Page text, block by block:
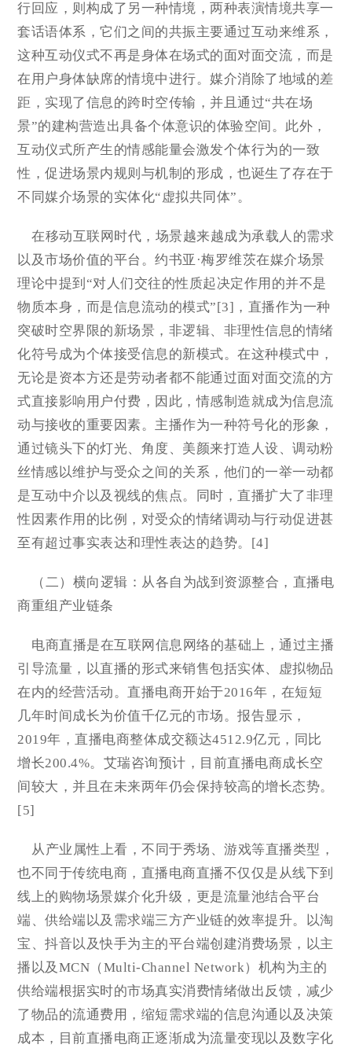
行回应，则构成了另一种情境，两种表演情境共享一
套话语体系，它们之间的共振主要通过互动来维系，
这种互动仪式不再是身体在场式的面对面交流，而是
在用户身体缺席的情境中进行。媒介消除了地域的差
距，实现了信息的跨时空传输，并且通过“共在场
景”的建构营造出具备个体意识的体验空间。此外，
互动仪式所产生的情感能量会激发个体行为的一致
性，促进场景内规则与机制的形成，也诞生了存在于
不同媒介场景的实体化“虚拟共同体”。
在移动互联网时代，场景越来越成为承载人的需求
以及市场价值的平台。约书亚·梅罗维茨在媒介场景
理论中提到“对人们交往的性质起决定作用的并不是
物质本身，而是信息流动的模式”[3]，直播作为一种
突破时空界限的新场景，非逻辑、非理性信息的情绪
化符号成为个体接受信息的新模式。在这种模式中，
无论是资本方还是劳动者都不能通过面对面交流的方
式直接影响用户付费，因此，情感制造就成为信息流
动与接收的重要因素。主播作为一种符号化的形象，
通过镜头下的灯光、角度、美颜来打造人设、调动粉
丝情感以维护与受众之间的关系，他们的一举一动都
是互动中介以及视线的焦点。同时，直播扩大了非理
性因素作用的比例，对受众的情绪调动与行动促进甚
至有超过事实表达和理性表达的趋势。[4]
（二）横向逻辑：从各自为战到资源整合，直播电
商重组产业链条
电商直播是在互联网信息网络的基础上，通过主播
引导流量，以直播的形式来销售包括实体、虚拟物品
在内的经营活动。直播电商开始于2016年，在短短
几年时间成长为价值千亿元的市场。报告显示，
2019年，直播电商整体成交额达4512.9亿元，同比
增长200.4%。艾瑞咨询预计，目前直播电商成长空
间较大，并且在未来两年仍会保持较高的增长态势。
[5]
从产业属性上看，不同于秀场、游戏等直播类型，
也不同于传统电商，直播电商直播不仅仅是从线下到
线上的购物场景媒介化升级，更是流量池结合平台
端、供给端以及需求端三方产业链的效率提升。以淘
宝、抖音以及快手为主的平台端创建消费场景，以主
播以及MCN（Multi-Channel Network）机构为主的
供给端根据实时的市场真实消费情绪做出反馈，减少
了物品的流通费用，缩短需求端的信息沟通以及决策
成本，目前直播电商正逐渐成为流量变现以及数字化